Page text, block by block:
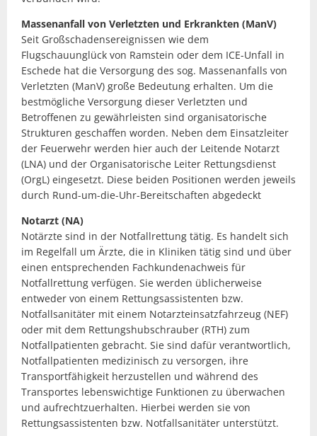
Massenanfall von Verletzten und Erkrankten (ManV)
Seit Großschadensereignissen wie dem
Flugschauunglück von Ramstein oder dem ICE-Unfall in
Eschede hat die Versorgung des sog. Massenanfalls von
Verletzten (ManV) große Bedeutung erhalten. Um die
bestmögliche Versorgung dieser Verletzten und
Betroffenen zu gewährleisten sind organisatorische
Strukturen geschaffen worden. Neben dem Einsatzleiter
der Feuerwehr werden hier auch der Leitende Notarzt
(LNA) und der Organisatorische Leiter Rettungsdienst
(OrgL) eingesetzt. Diese beiden Positionen werden jeweils
durch Rund-um-die-Uhr-Bereitschaften abgedeckt
Notarzt (NA)
Notärzte sind in der Notfallrettung tätig. Es handelt sich
im Regelfall um Ärzte, die in Kliniken tätig sind und über
einen entsprechenden Fachkundenachweis für
Notfallrettung verfügen. Sie werden üblicherweise
entweder von einem Rettungsassistenten bzw.
Notfallsanitäter mit einem Notarzteinsatzfahrzeug (NEF)
oder mit dem Rettungshubschrauber (RTH) zum
Notfallpatienten gebracht. Sie sind dafür verantwortlich,
Notfallpatienten medizinisch zu versorgen, ihre
Transportfähigkeit herzustellen und während des
Transportes lebenswichtige Funktionen zu überwachen
und aufrechtzuerhalten. Hierbei werden sie von
Rettungsassistenten bzw. Notfallsanitäter unterstützt.